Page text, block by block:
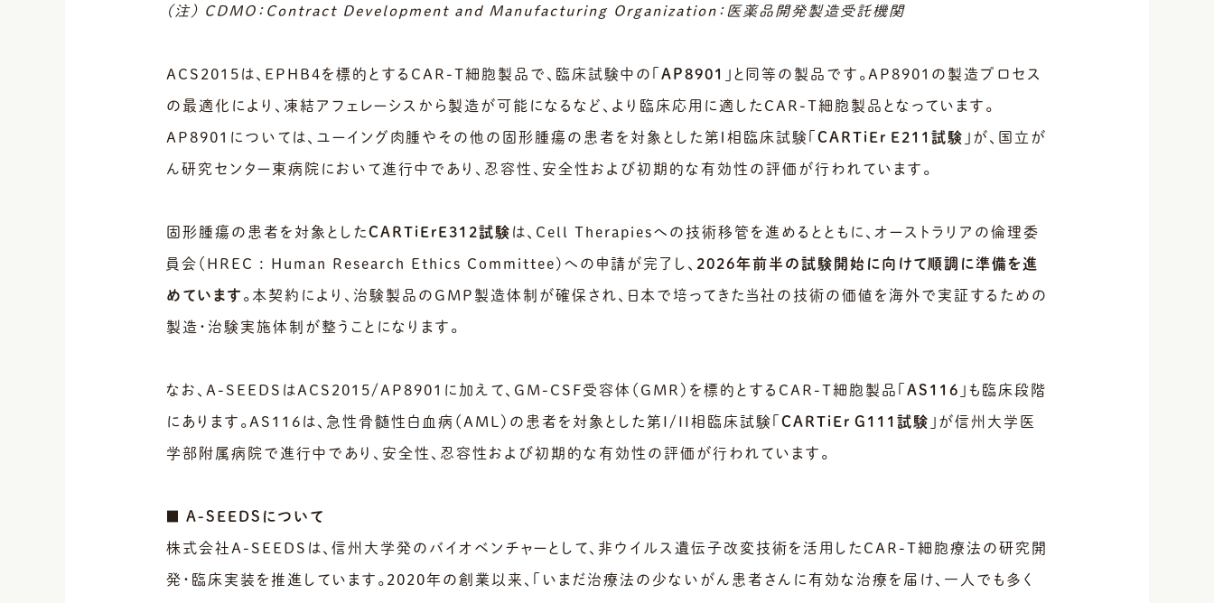
(注) CDMO：Contract Development and Manufacturing Organization：医薬品開発製造受託機関
ACS2015は、EPHB4を標的とするCAR-T細胞製品で、臨床試験中の「 AP8901 」と同等の製品です。AP8901の製造プロセス
の最適化により、凍結アフェレーシスから製造が可能になるなど、より臨床応用に適したCAR-T細胞製品となっています。
AP8901については、ユーイング肉腫やその他の固形腫瘍の患者を対象とした第Ⅰ相臨床試験「 CARTiEr E211試験 」が、国立が
ん研究センター東病院において進行中であり、忍容性、安全性および初期的な有効性の評価が行われています。
固形腫瘍の患者を対象としたCARTiErE312試験 は、Cell Therapiesへの技術移管を進めるとともに、オーストラリアの倫理委
員会（HREC : Human Research Ethics Committee)への申請が完了し、 2026年前半の試験開始に向けて順調に準備を進
めています。本契約により、治験製品のGMP製造体制が確保され、日本で培ってきた当社の技術の価値を海外で実証するための
製造・治験実施体制が整うことになります。
なお、A-SEEDSはACS2015/AP8901に加えて、GM-CSF受容体（GMR）を標的とするCAR-T細胞製品「 AS116 」も臨床段階
にあります。AS116は、急性骨髄性白血病（AML）の患者を対象とした第I/II相臨床試験「 CARTiEr G111試験 」が信州大学医
学部附属病院で進行中であり、安全性、忍容性および初期的な有効性の評価が行われています。
■ A-SEEDSについて
株式会社A-SEEDSは、信州大学発のバイオベンチャーとして、非ウイルス遺伝子改変技術を活用したCAR-T細胞療法の研究開
発・臨床実装を推進しています。2020年の創業以来、「いまだ治療法の少ないがん患者さんに有効な治療を届け、一人でも多く